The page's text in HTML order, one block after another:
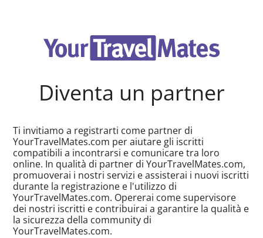
Diventa un partner
Ti invitiamo a registrarti come partner di
YourTravelMates.com per aiutare gli iscritti
compatibili a incontrarsi e comunicare tra loro
online. In qualità di partner di YourTravelMates.com,
promuoverai i nostri servizi e assisterai i nuovi iscritti
durante la registrazione e l'utilizzo di
YourTravelMates.com. Opererai come supervisore
dei nostri iscritti e contribuirai a garantire la qualità e
la sicurezza della community di
YourTravelMates.com.